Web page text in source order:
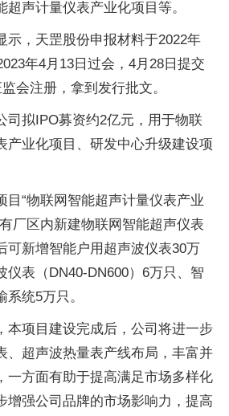
超声计量仪表产业化项目等。
示，天罡股份申报材料于2022年
年4月13日过会，4月28日提交
会注册，拿到发行批文。
司拟IPO募资约2亿元，用于物联
产业化项目、研发中心升级建设项
目“物联网智能超声计量仪表产业
厂区内新建物联网智能超声仪表
可新增智能户用超声波仪表30万
仪表（DN40-DN600）6万只、智
统5万只。
本项目建设完成后，公司将进一步
、超声波热量表产线布局，丰富并
一方面有助于提高满足市场多样化
增强公司品牌的市场影响力，提高